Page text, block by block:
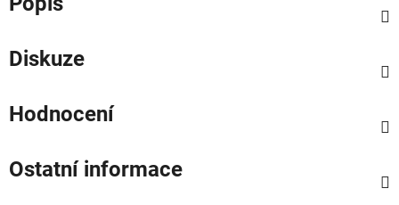
Diskuze
Hodnocení
Ostatní informace